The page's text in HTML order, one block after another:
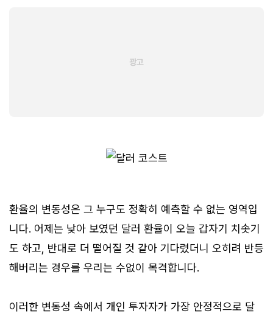
환율의 변동성은 그 누구도 정확히 예측할 수 없는 영역입
니다. 어제는 낮아 보였던 달러 환율이 오늘 갑자기 치솟기
도 하고, 반대로 더 떨어질 것 같아 기다렸더니 오히려 반등
해버리는 경우를 우리는 수없이 목격합니다.
이러한 변동성 속에서 개인 투자자가 가장 안정적으로 달